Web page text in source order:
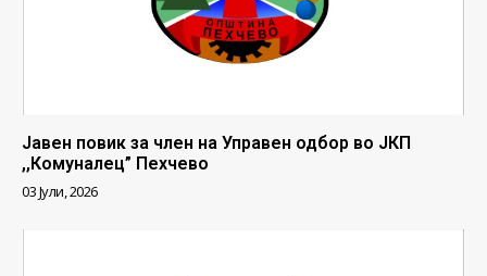
Јавен повик за член на Управен одбор во ЈКП
,,Комуналец” Пехчево
03 Јули, 2026